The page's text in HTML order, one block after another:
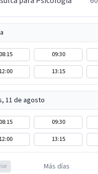
08:15 09:30
12:00
13:15
11 de agosto
08:15 09:30
12:00
13:15
Más días